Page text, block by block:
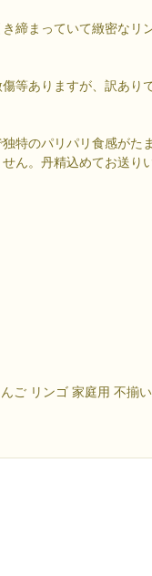
締まっていて緻密なリ
等ありますが、訳あり
特のパリパリ食感がた
ん。丹精込めてお送り
ご リンゴ 家庭用 不揃